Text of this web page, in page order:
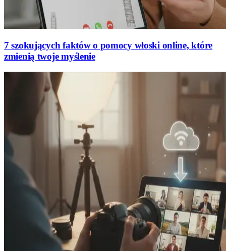
7 szokujących faktów o pomocy włoski online, które
zmienią twoje myślenie